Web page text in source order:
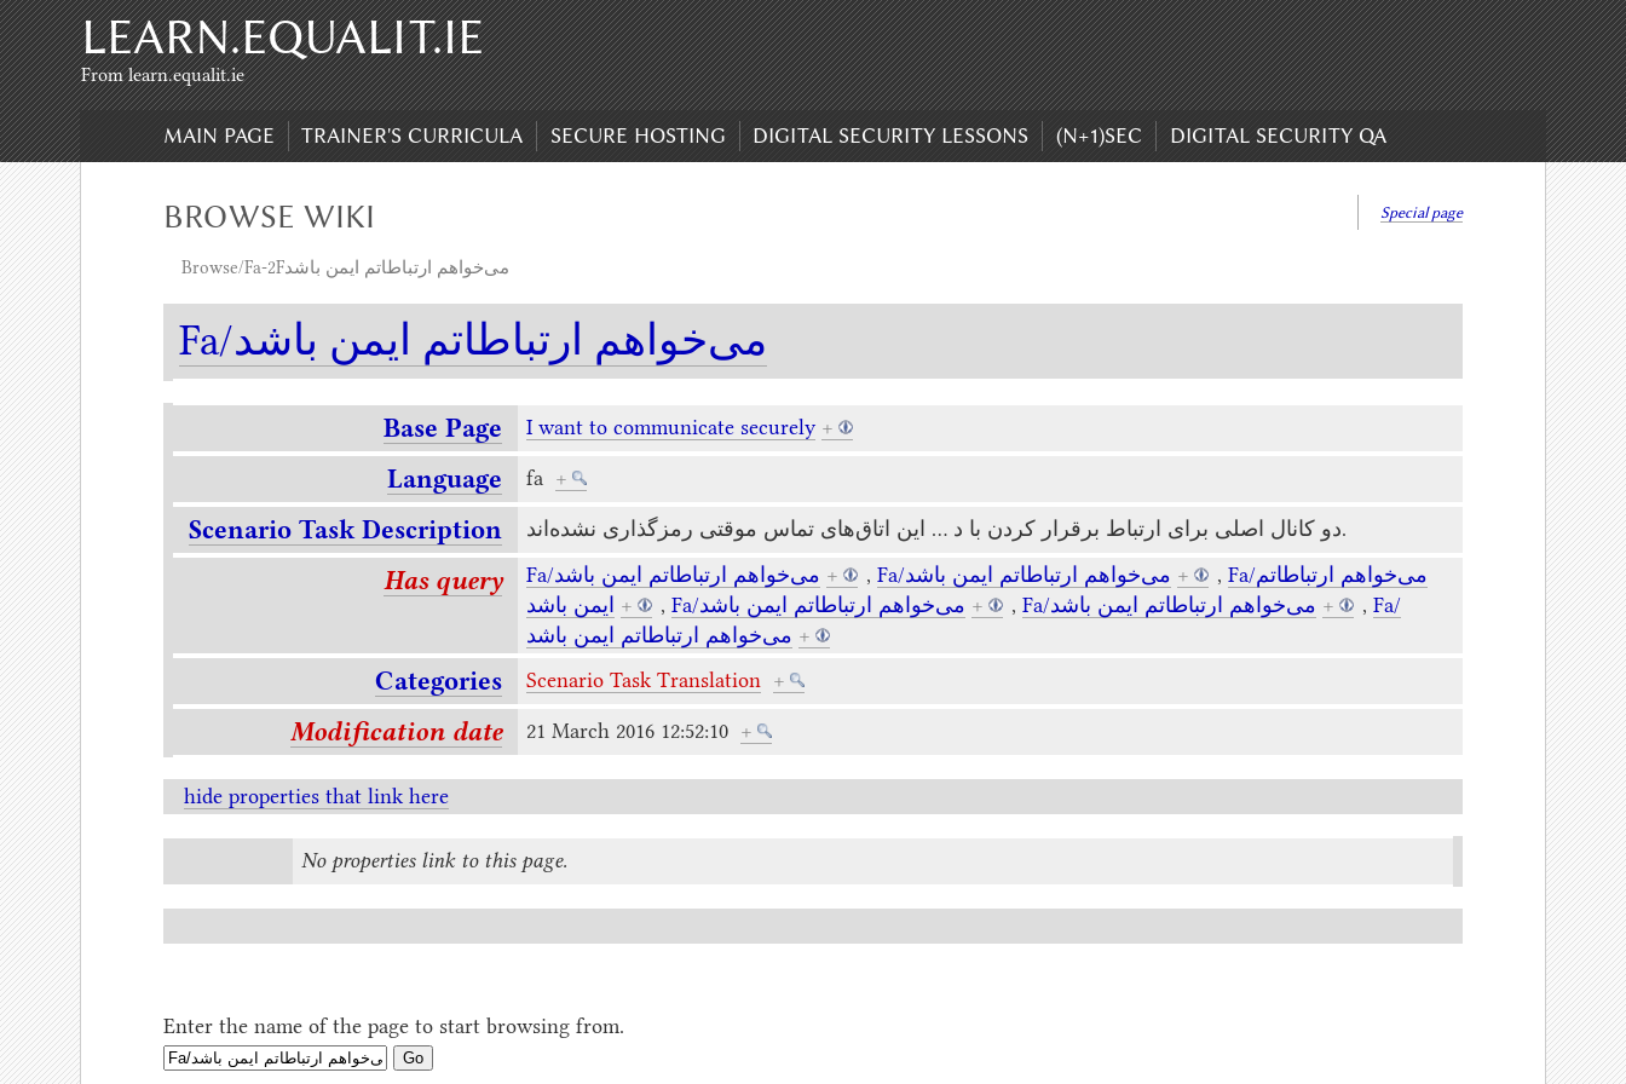
Skip to content,Skip to search
LEARN.EQUALIT.IE
From learn.equalit.ie
MAIN PAGE TRAINER'S CURRICULA SECURE HOSTING DIGITAL SECURITY LESSONS (N+1)SEC DIGITAL SECURITY QA
Special page
BROWSE WIKI
Browse/Fa-2Fمی‌خواهم ارتباطاتم ایمن باشد
Fa/می‌خواهم ارتباطاتم ایمن باشد
Base Page I want to communicate securely +
Language fa +
Scenario Task Description دو کانال اصلی برای ارتباط برقرار کردن با د … این اتاق‌های تماس موقتی رمزگذاری نشده‌اند.
Has query Fa/می‌خواهم ارتباطاتم ایمن باشد + , Fa/می‌خواهم ارتباطاتم ایمن باشد + , Fa/می‌خواهم ارتباطاتم
ایمن باشد + , Fa/می‌خواهم ارتباطاتم ایمن باشد + , Fa/می‌خواهم ارتباطاتم ایمن باشد + , Fa/
می‌خواهم ارتباطاتم ایمن باشد +
Categories Scenario Task Translation +
Modification date 21 March 2016 12:52:10 +
hide properties that link here
No properties link to this page.
Enter the name of the page to start browsing from.